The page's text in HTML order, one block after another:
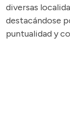
diversas
destacándose
puntualidad y